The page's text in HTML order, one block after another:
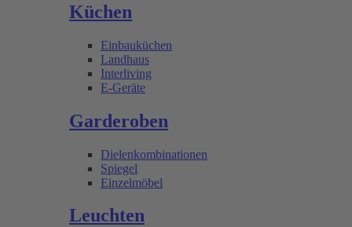
Küchen
Einbauküchen
Landhaus
Interliving
E-Geräte
Garderoben
Dielenkombinationen
Spiegel
Einzelmöbel
Leuchten